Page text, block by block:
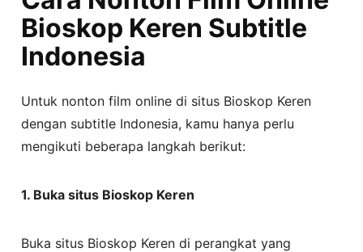
Bioskop Keren Subtitle
Indonesia
Untuk nonton film online di situs Bioskop Keren
dengan subtitle Indonesia, kamu hanya perlu
mengikuti beberapa langkah berikut:
1. Buka situs Bioskop Keren
Buka situs Bioskop Keren di perangkat yang